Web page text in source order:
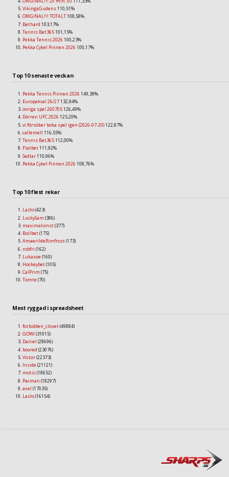
VikingaGudens110,51%
ORIGINAL!!! TOTALT108,58%
Bethard 103,17%
Tennis Bet365101,15%
Pekka Tennis 2026 100,23%
Pekka Cykel Pinnen 2026 100,17%
Top 10 senaste veckan
Pekka Tennis Pinnen 2026 149,39%
Europakval 26/27132,94%
övriga spel 260705126,49%
Dörren UFC 2026 125,20%
vi försöker boka spel igen (2026-07-20)122,87%
callemell 116,55%
Tennis Bet365112,00%
Flatbet111,92%
Sedlar110,96%
Pekka Cykel Pinnen 2026 108,76%
Top 10 flest rekar
Lazlo(423)
LuckySam (386)
maximalvinst(377)
Bollbet(175)
AmaerildeRimfrost(173)
robfri (162)
Lukasoe (160)
Hockeybet(105)
CalPrim (75)
Tomte (70)
Mest ryggad i spreadsheet
forbidden_closet(49884)
GOWI (31015)
Daniel (28696)
boored (23076)
Victor(22373)
Inside (21121)
motsi (18652)
Pacman (18297)
axel (17035)
Lazlo(16154)